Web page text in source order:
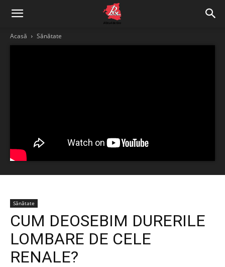
Acasă Sănătate
Sănătate
CUM DEOSEBIM DURERILE
LOMBARE DE CELE
RENALE?